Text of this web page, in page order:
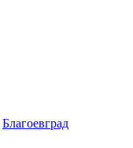
Благоевград